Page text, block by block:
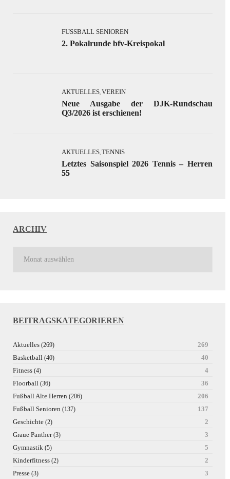
FUSSBALL SENIOREN
2. Pokalrunde bfv-Kreispokal
AKTUELLES, VEREIN
Neue Ausgabe der DJK-Rundschau
Q3/2026 ist erschienen!
AKTUELLES, TENNIS
Letztes Saisonspiel 2026 Tennis – Herren
55
ARCHIV
BEITRAGSKATEGORIEREN
Aktuelles (269)
269
Basketball (40)
40
Fitness (4)
4
Floorball (36)
36
Fußball Alte Herren (206)
206
Fußball Senioren (137)
137
Geschichte (2)
2
Graue Panther(3)
3
Gymnastik (5)
5
Kinderfitness (2)
2
Presse (3) 3